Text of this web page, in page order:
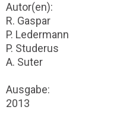
Autor(en):
R. Gaspar
P. Ledermann
P. Studerus
A. Suter
Ausgabe:
2013